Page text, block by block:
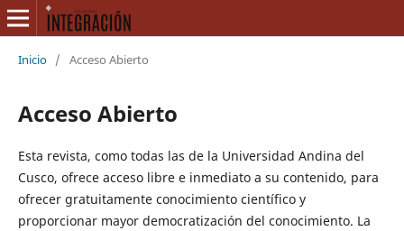
Inicio / Acceso Abierto
Acceso Abierto
Esta revista, como todas las de la Universidad Andina del
Cusco, ofrece acceso libre e inmediato a su contenido, para
ofrecer gratuitamente conocimiento científico y
proporcionar mayor democratización del conocimiento. La